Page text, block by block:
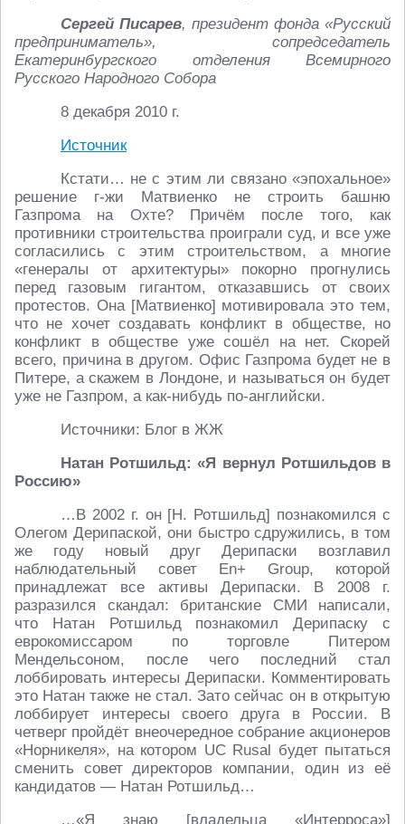
Сергей Писарев, президент фонда «Русский
предприниматель», сопредседатель
Екатеринбургского отделения Всемирного
Русского Народного Собора
8 декабря 2010 г.
Источник
Кстати… не с этим ли связано «эпохальное»
решение г-жи Матвиенко не строить башню
Газпрома на Охте? Причём после того, как
противники строительства проиграли суд, и все уже
согласились с этим строительством, а многие
«генералы от архитектуры» покорно прогнулись
перед газовым гигантом, отказавшись от своих
протестов. Она [Матвиенко] мотивировала это тем,
что не хочет создавать конфликт в обществе, но
конфликт в обществе уже сошёл на нет. Скорей
всего, причина в другом. Офис Газпрома будет не в
Питере, а скажем в Лондоне, и называться он будет
уже не Газпром, а как-нибудь по-английски.
Источники: Блог в ЖЖ
Натан Ротшильд: «Я вернул Ротшильдов в
Россию»
…В 2002 г. он [Н. Ротшильд] познакомился с
Олегом Дерипаской, они быстро сдружились, в том
же году новый друг Дерипаски возглавил
наблюдательный совет En+ Group, которой
принадлежат все активы Дерипаски. В 2008 г.
разразился скандал: британские СМИ написали,
что Натан Ротшильд познакомил Дерипаску с
еврокомиссаром по торговле Питером
Мендельсоном, после чего последний стал
лоббировать интересы Дерипаски. Комментировать
это Натан также не стал. Зато сейчас он в открытую
лоббирует интересы своего друга в России. В
четверг пройдёт внеочередное собрание акционеров
«Норникеля», на котором UC Rusal будет пытаться
сменить совет директоров компании, один из её
кандидатов — Натан Ротшильд…
…«Я знаю [владельца «Интерроса»]